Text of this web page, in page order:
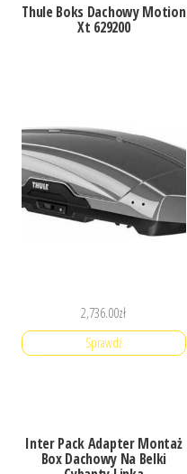
Thule Boks Dachowy Motion
Xt 629200
2,736.00zł
Sprawdź
Inter Pack Adapter Montaż
Box Dachowy Na Belki